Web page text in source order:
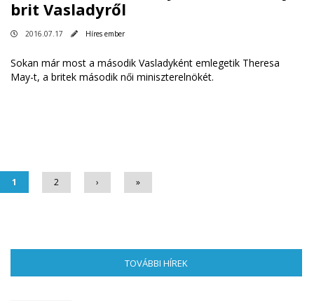
brit Vasladyről
2016.07.17 Híres ember
Sokan már most a második Vasladyként emlegetik Theresa
May-t, a britek második női miniszterelnökét.
1 2 › »
TOVÁBBI HÍREK